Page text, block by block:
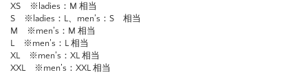
XS ※ladies：M 相当
S ※ladies：L、men’s：S 相当
M ※men’s：M 相当
L ※men’s：L 相当
XL ※men’s：XL 相当
XXL ※men’s：XXL 相当